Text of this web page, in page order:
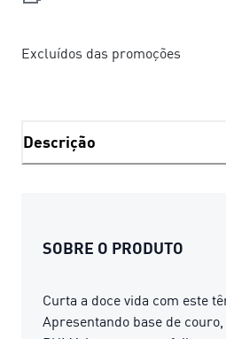
Excluídos das promoções
Descrição
SOBRE O PRODUTO
Curta a doce vida com este
Apresentando base de